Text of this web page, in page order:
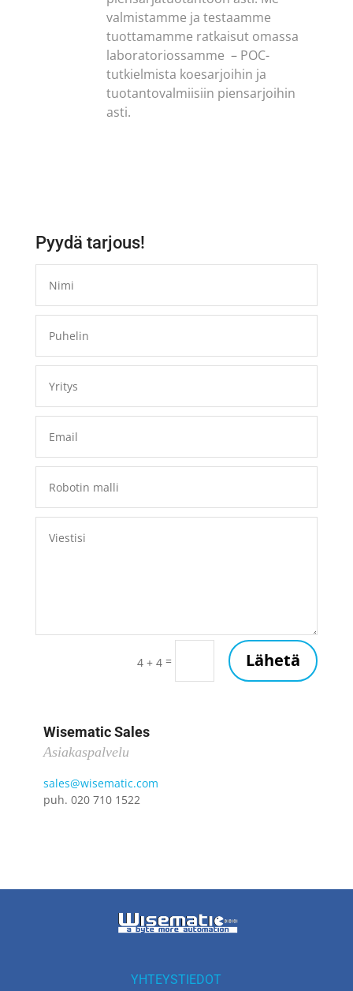
valmistamme ja testaamme
tuottamamme ratkaisut omassa
laboratoriossamme – POC-
tutkielmista koesarjoihin ja
tuotantovalmiisiin piensarjoihin
asti.
Pyydä tarjous!
4 + 4 = Lähetä
Wisematic Sales
Asiakaspalvelu
sales@wisematic.com
puh. 020 710 1522
YHTEYSTIEDOT